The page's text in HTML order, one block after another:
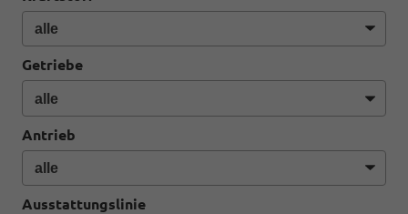
Getriebe
Antrieb
Ausstattungslinie